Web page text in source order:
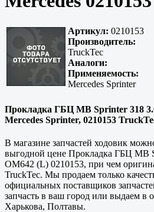
Артикул: 0210153
Производитель:
TruckTec
Аналоги:
Применяемость:
Mercedes Sprinter
Прокладка ГБЦ MB Sprinter 318
Mercedes Sprinter, 0210153
В магазине запчастей ходовик
выгодной цене Прокладка ГБЦ MB
OM642 (L) 0210153, при чем
TruckTec. Мы продаем только
официальных поставщиков
запчасть в ваш город или выдаем в
Харькова, Полтавы.